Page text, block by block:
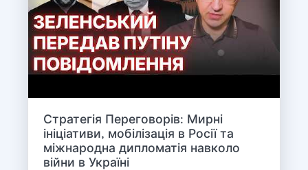
Стратегія Переговорів: Мирні
ініціативи, мобілізація в Росії та
міжнародна дипломатія навколо
війни в Україні